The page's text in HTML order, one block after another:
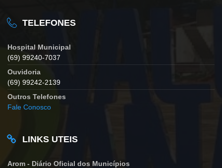
TELEFONES
Hospital Municipal
(69) 99240-7037
Ouvidoria
(69) 99242-2139
Outros Telefones
Fale Conosco
LINKS UTEIS
Arom - Diário Oficial dos Municípios